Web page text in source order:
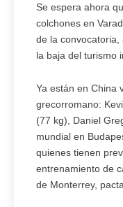
Se espera ahora
colchones en
de la
la baja del turismo
Ya están en China
grecorromano:
(77 kg), Daniel
mundial en
quienes tienen
entrenamiento de
de Monterrey,